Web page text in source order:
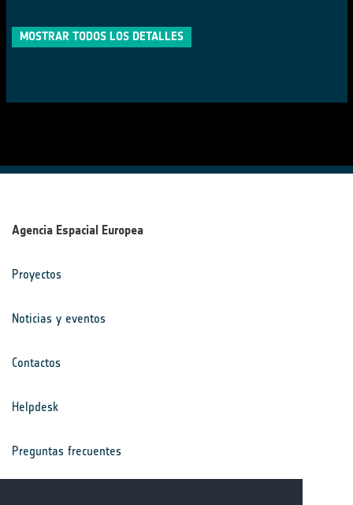
MOSTRAR TODOS LOS DETALLES
Agencia Espacial Europea
Proyectos
Noticias y eventos
Contactos
Helpdesk
Preguntas frecuentes